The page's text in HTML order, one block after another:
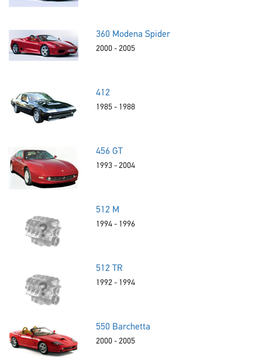
360 Modena Spider
2000 - 2005
412
1985 - 1988
456 GT
1993 - 2004
512 M
1994 - 1996
512 TR
1992 - 1994
550 Barchetta
2000 - 2005